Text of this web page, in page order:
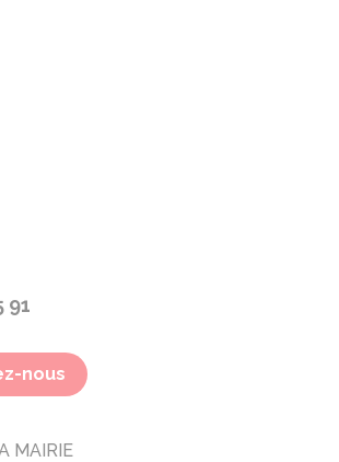
91
nous
MAIRIE